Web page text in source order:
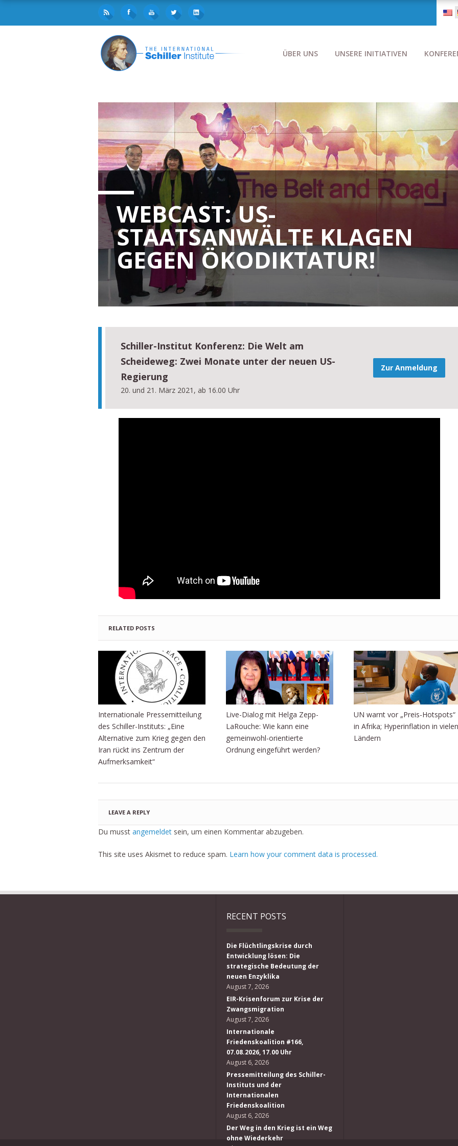
ÜBER UNS UNSERE INITIATIVEN
WEBCAST: US-
STAATSANWÄLTE KLAGEN
GEGEN ÖKODIKTATUR!
Schiller-Institut Konferenz: Die Welt am
Scheideweg: Zwei Monate unter der neuen US-
Regierung
20. und 21. März 2021, ab 16.00 Uhr
Zur Anmeldung
RELATED POSTS
Internationale Pressemitteilung
des Schiller-Instituts: „Eine
Alternative zum Krieg gegen den
Iran rückt ins Zentrum der
Aufmerksamkeit“
Live-Dialog mit Helga Zepp-
LaRouche: Wie kann eine
gemeinwohl-orientierte
Ordnung eingeführt werden?
UN warnt vor „Preis-Hotspots“
in Afrika; Hyperinflation in vielen
Ländern
LEAVE A REPLY
Du musst angemeldet sein, um einen Kommentar abzugeben.
This site uses Akismet to reduce spam. Learn how your comment data is processed.
RECENT POSTS
Die Flüchtlingskrise durch
Entwicklung lösen: Die
strategische Bedeutung der
neuen Enzyklika
August 7, 2026
EIR-Krisenforum zur Krise der
Zwangsmigration
August 7, 2026
Internationale
Friedenskoalition #166,
07.08.2026, 17.00 Uhr
August 6, 2026
Pressemitteilung des Schiller-
Instituts und der
Internationalen
Friedenskoalition
August 6, 2026
Der Weg in den Krieg ist ein Weg
ohne Wiederkehr